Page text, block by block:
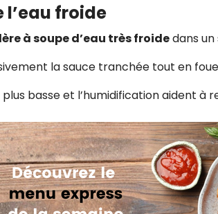
l’eau froide
à soupe d’eau très froidedans
la sauce tranchée tout en
basse et l’humidification aident à